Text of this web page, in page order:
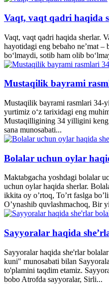
Vaqt, vaqt qadri haqida
Vaqt, vaqt qadri haqida sherlar.
hayotidagi eng bebaho ne’mat
bo‘lmaydi, sotib ham olib
Mustaqilik bayrami
Mustaqilik bayrami rasmlari 34-
yurtimiz o‘z tarixidagi eng
Mustaqilligining 34 yilligini keng
sana munosabati...
Bolalar uchun oylar
Maktabgacha yoshdagi bolalar
uchun oylar haqida sherlar.
ikkita oy o’rtoq, To’rt faslga
O’ynashib quvlashmachoq, Bir
Sayyoralar haqida
Sayyoralar haqida she'rlar
kuni" munosabati bilan
to'plamini taqdim etamiz.
bobo Atrofda sayyoralar, Sirli...